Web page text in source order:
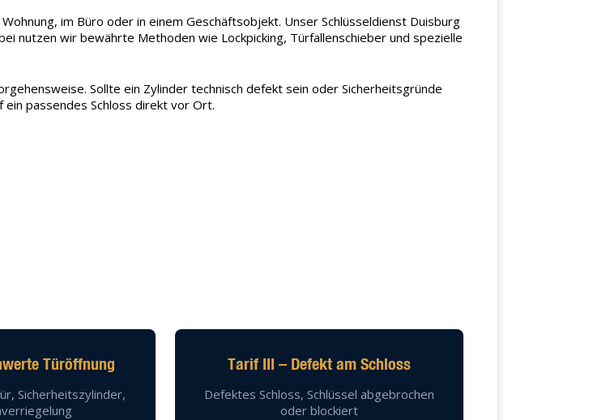
im Büro oder in einem Geschäftsobjekt. Unser Schlüsseldienst Duisburg
nutzen wir bewährte Methoden wie Lockpicking, Türfallenschieber und spezielle
Sollte ein Zylinder technisch defekt sein oder Sicherheitsgründe
passendes Schloss direkt vor Ort.
Türöffnung
Sicherheitszylinder,
Tarif III – Defekt am Schloss
Defektes Schloss, Schlüssel abgebrochen
oder blockiert